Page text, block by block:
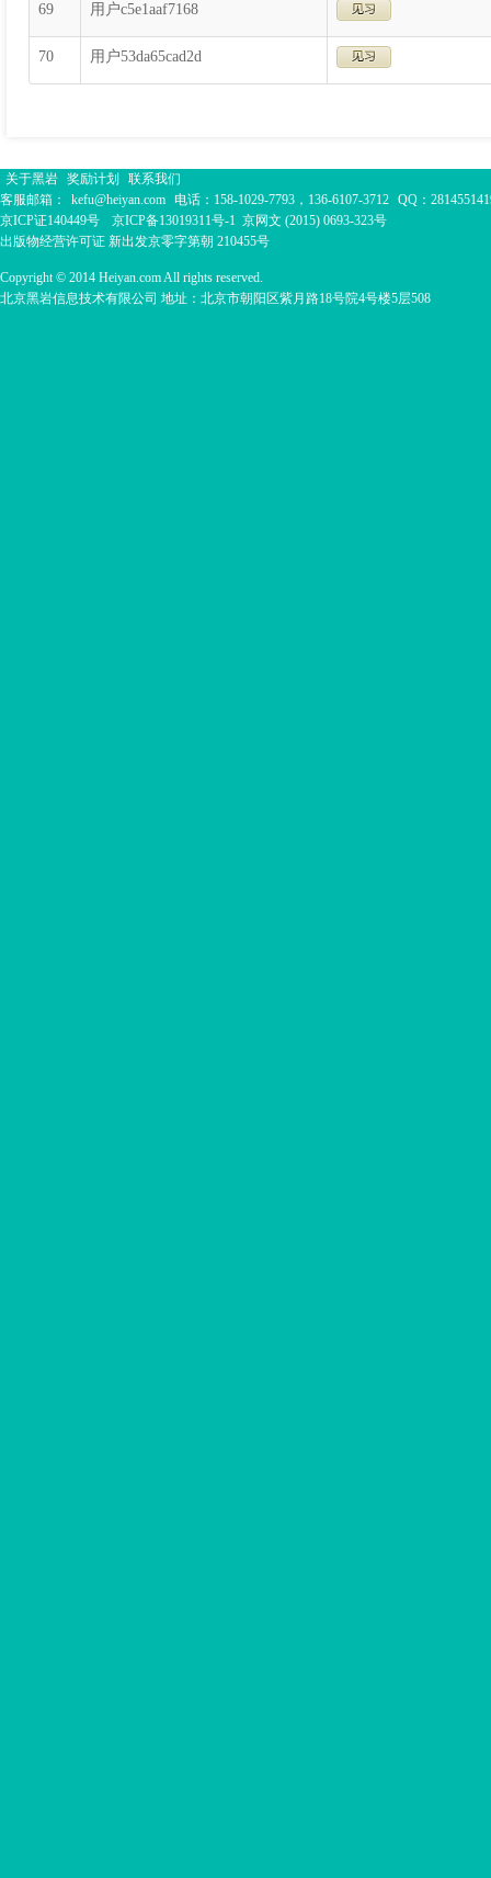
69 用户c5e1aaf7168
70 用户53da65cad2d
关于黑岩 奖励计划
联系我们
客服邮箱：
kefu@heiyan.com 电话：158-1029-7793，136-6107-3712 QQ：
京ICP证140449号
京ICP备13019311号-1 京网文 (2015) 0693-323号
出版物经营许可证 新出发京零字第朝 210455号
Copyright © 2014 Heiyan.com All rights reserved.
北京黑岩信息技术有限公司 地址：北京市朝阳区紫月路18号院4号楼5层508